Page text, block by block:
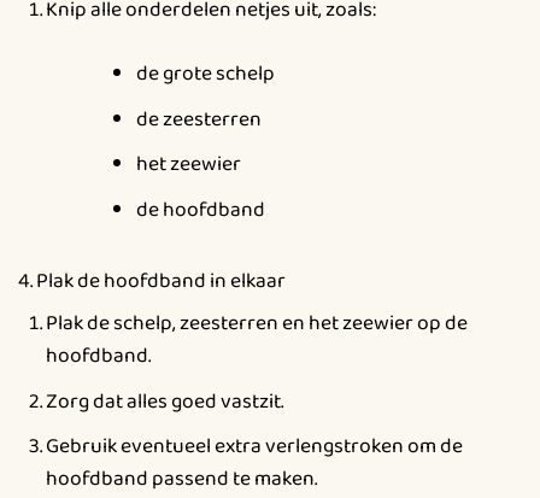
Knip alle onderdelen netjes uit, zoals:
de grote schelp
de zeesterren
het zeewier
de hoofdband
4. Plak de hoofdband in elkaar
Plak de schelp, zeesterren en het zeewier op de
hoofdband.
Zorg dat alles goed vastzit.
Gebruik eventueel extra verlengstroken om de
hoofdband passend te maken.